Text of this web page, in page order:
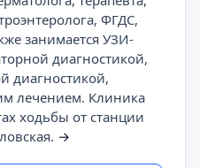
ФГДС,
занимается УЗИ-
диагностикой,
диагностикой,
лечением. Клиника
ходьбы от станции
→